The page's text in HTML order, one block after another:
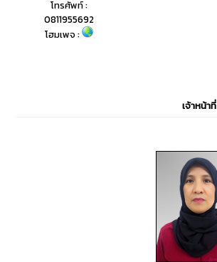
โทรศัพท์ :
0811955692
โฮมเพจ :
เจ้าหน้าที่